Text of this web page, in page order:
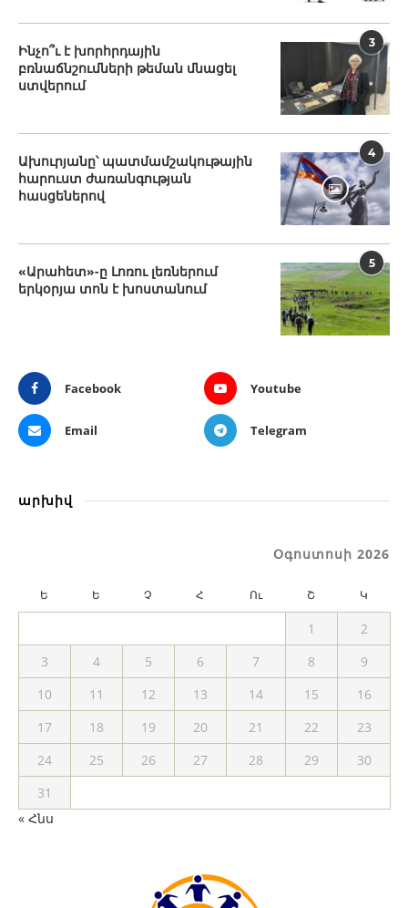
3
Ինչո՞ւ է խորհրդային
բռնաճնշումների թեման մնացել
ստվերում
4
Ախուրյանը՝ պատմամշակութային
հարուստ ժառանգության
հասցեներով
5
«Արահետ»-ը Լոռու լեռներում
երկօրյա տոն է խոստանում
Facebook Youtube
Email Telegram
արխիվ
Օգոստոսի 2026
Ե Ե Չ Հ Ու Շ Կ
1
2
3
4 5 6 7 8
9
10
11 12 13 14 15
16
17
18 19 20 21 22
23
24
25 26 27 28 29
30
31
« Հնս